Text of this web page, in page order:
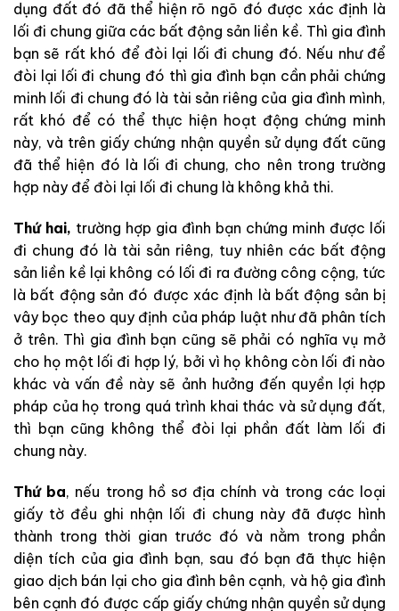
dụng đất đó đã thể hiện rõ ngõ đó được xác định là
lối đi chung giữa các bất động sản liền kề. Thì gia đình
bạn sẽ rất khó để đòi lại lối đi chung đó. Nếu như để
đòi lại lối đi chung đó thì gia đình bạn cần phải chứng
minh lối đi chung đó là tài sản riêng của gia đình mình,
rất khó để có thể thực hiện hoạt động chứng minh
này, và trên giấy chứng nhận quyền sử dụng đất cũng
đã thể hiện đó là lối đi chung, cho nên trong trường
hợp này để đòi lại lối đi chung là không khả thi.
Thứ hai, trường hợp gia đình bạn chứng minh được lối
đi chung đó là tài sản riêng, tuy nhiên các bất động
sản liền kề lại không có lối đi ra đường công cộng, tức
là bất động sản đó được xác định là bất động sản bị
vây bọc theo quy định của pháp luật như đã phân tích
ở trên. Thì gia đình bạn cũng sẽ phải có nghĩa vụ mở
cho họ một lối đi hợp lý, bởi vì họ không còn lối đi nào
khác và vấn đề này sẽ ảnh hưởng đến quyền lợi hợp
pháp của họ trong quá trình khai thác và sử dụng đất,
thì bạn cũng không thể đòi lại phần đất làm lối đi
chung này.
Thứ ba, nếu trong hồ sơ địa chính và trong các loại
giấy tờ đều ghi nhận lối đi chung này đã được hình
thành trong thời gian trước đó và nằm trong phần
diện tích của gia đình bạn, sau đó bạn đã thực hiện
giao dịch bán lại cho gia đình bên cạnh, và hộ gia đình
bên cạnh đó được cấp giấy chứng nhận quyền sử dụng